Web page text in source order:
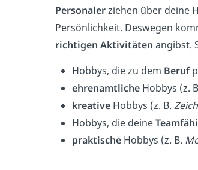
Personalerziehen über deine
Persönlichkeit. Deswegen
richtigen Aktivitäten angibst.
Hobbys, die zu dem Beruf
ehrenamtliche Hobbys (z.
kreative Hobbys (z. B.
Hobbys, die deine
praktische Hobbys (z. B.